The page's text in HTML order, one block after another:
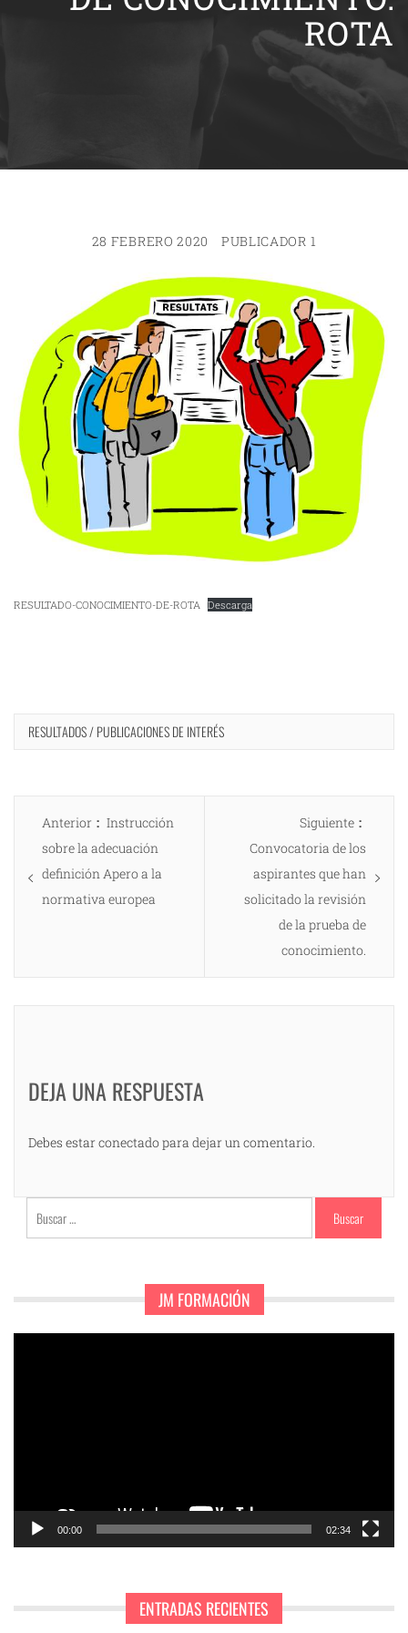
ROTA
28 FEBRERO 2020 PUBLICADOR 1
RESULTADO-CONOCIMIENTO-DE-ROTA Descarga
RESULTADOS / PUBLICACIONES DE INTERÉS
Navegación
entradas
Anterior
Entrada
anterior:
Instrucción
sobre la adecuación
definición Apero a la
normativa europea
Siguiente
Convocatoria de los
aspirantes que han
solicitado la revisión
de la prueba de
conocimiento.
DEJA UNA RESPUESTA
Debes estar conectado para dejar un comentario.
Buscar:
JM FORMACIÓN
00:00 02:34
ENTRADAS RECIENTES